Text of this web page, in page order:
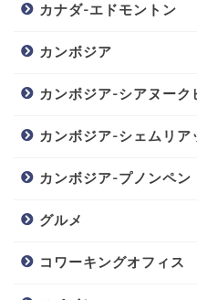
カナダ-エドモントン
カンボジア
カンボジア-シアヌーク
カンボジア-シェムリア
カンボジア-プノンペン
グルメ
コワーキングオフィス